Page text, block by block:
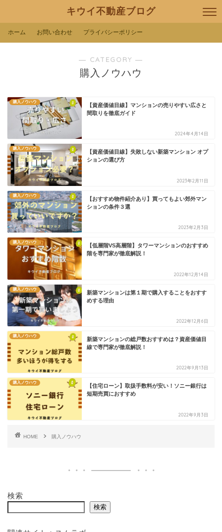
キウイ不動産ブログ
ホーム お問い合わせ プライバシーポリシー
― CATEGORY ―
購入ノウハウ
購入ノウハウ
【資産価値目線】マンションの売りやすい広さと
間取りを徹底ガイド
2024年4月14日
購入ノウハウ
【資産価値目線】失敗しない新築マンション オプ
ションの選び方
2023年2月11日
購入ノウハウ
【おすすめ物件紹介あり】買ってもよい郊外マン
ションの条件３選
2023年2月3日
購入ノウハウ
【低層階VS高層階】タワーマンションのおすすめ
階を専門家が徹底解説！
2022年12月14日
購入ノウハウ
新築マンションは第１期で購入することをおすす
めする理由
2022年12月6日
購入ノウハウ
新築マンションの総戸数おすすめは？資産価値目
線で専門家が徹底解説！
2022年9月13日
購入ノウハウ
【住宅ローン】取扱手数料が安い！ソニー銀行は
短期売買におすすめ
2022年9月3日
HOME 購入ノウハウ
検索
検索